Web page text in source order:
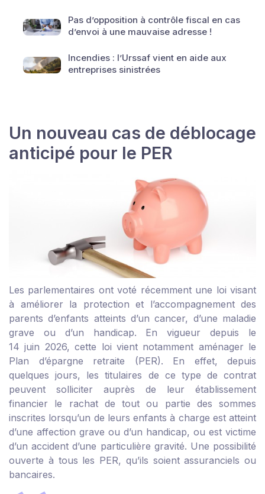
Pas d’opposition à contrôle fiscal en cas
d’envoi à une mauvaise adresse !
Incendies : l’Urssaf vient en aide aux
entreprises sinistrées
Un nouveau cas de déblocage
anticipé pour le PER
Les parlementaires ont voté récemment une loi visant
à améliorer la protection et l’accompagnement des
parents d’enfants atteints d’un cancer, d’une maladie
grave ou d’un handicap. En vigueur depuis le
14 juin 2026, cette loi vient notamment aménager le
Plan d’épargne retraite (PER). En effet, depuis
quelques jours, les titulaires de ce type de contrat
peuvent solliciter auprès de leur établissement
financier le rachat de tout ou partie des sommes
inscrites lorsqu’un de leurs enfants à charge est atteint
d’une affection grave ou d’un handicap, ou est victime
d’un accident d’une particulière gravité. Une possibilité
ouverte à tous les PER, qu’ils soient assuranciels ou
bancaires.